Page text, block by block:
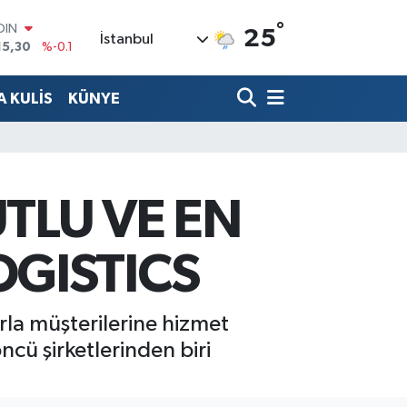
%0.18
%0.38
%-0.1
İstanbul 25°
KULİS KÜNYE
VE EN
müşterilerine hizmet
şirketlerinden biri